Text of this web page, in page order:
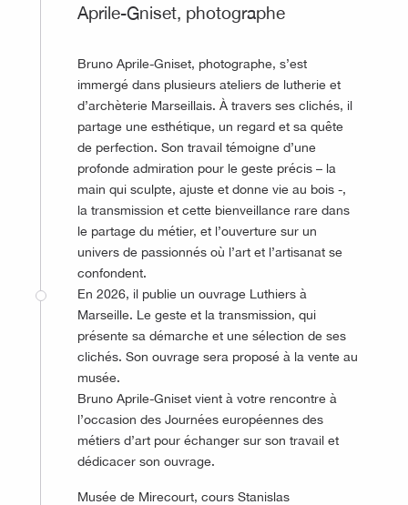
Aprile-Gniset, photographe
Bruno Aprile-Gniset, photographe, s’est
immergé dans plusieurs ateliers de lutherie et
d’archèterie Marseillais. À travers ses clichés, il
partage une esthétique, un regard et sa quête
de perfection. Son travail témoigne d’une
profonde admiration pour le geste précis – la
main qui sculpte, ajuste et donne vie au bois -,
la transmission et cette bienveillance rare dans
le partage du métier, et l’ouverture sur un
univers de passionnés où l’art et l’artisanat se
confondent.
En 2026, il publie un ouvrage Luthiers à
Marseille. Le geste et la transmission, qui
présente sa démarche et une sélection de ses
clichés. Son ouvrage sera proposé à la vente au
musée.
Bruno Aprile-Gniset vient à votre rencontre à
l’occasion des Journées européennes des
métiers d’art pour échanger sur son travail et
dédicacer son ouvrage.
Musée de Mirecourt, cours Stanislas